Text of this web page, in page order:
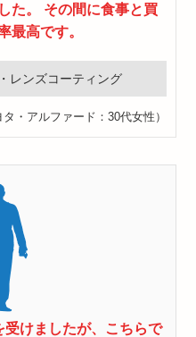
た。 その間に食事と買
最高です。
レンズコーティング
・アルファード：30代女性）
けましたが、こちらで